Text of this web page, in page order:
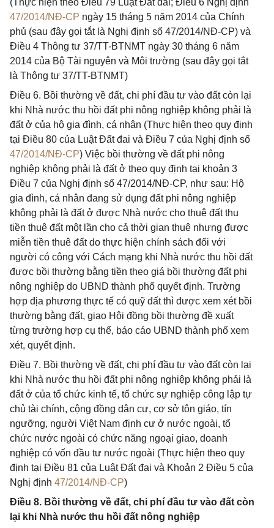
(Thực hiện theo Điều 79 Luật Đất đai; Điều 6 Nghị định
47/2014/NĐ-CP ngày 15 tháng 5 năm 2014 của Chính
phủ (sau đây gọi tắt là Nghị định số 47/2014/NĐ-CP) và
Điều 4 Thông tư 37/TT-BTNMT ngày 30 tháng 6 năm
2014 của Bộ Tài nguyên và Môi trường (sau đây gọi tắt
là Thông tư 37/TT-BTNMT)
Điều 6. Bồi thường về đất, chi phí đầu tư vào đất còn lại
khi Nhà nước thu hồi đất phi nông nghiệp không phải là
đất ở của hộ gia đình, cá nhân (Thực hiện theo quy định
tại Điều 80 của Luật Đất đai và Điều 7 của Nghị định số
47/2014/NĐ-CP) Việc bồi thường về đất phi nông
nghiệp không phải là đất ở theo quy định tại khoản 3
Điều 7 của Nghị định số 47/2014/NĐ-CP, như sau: Hộ
gia đình, cá nhân đang sử dụng đất phi nông nghiệp
không phải là đất ở được Nhà nước cho thuê đất thu
tiền thuê đất một lần cho cả thời gian thuê nhưng được
miễn tiền thuê đất do thực hiện chính sách đối với
người có công với Cách mạng khi Nhà nước thu hồi đất
được bồi thường bằng tiền theo giá bồi thường đất phi
nông nghiệp do UBND thành phố quyết định. Trường
hợp địa phương thực tế có quỹ đất thì được xem xét bồi
thường bằng đất, giao Hội đồng bồi thường đề xuất
từng trường hợp cụ thể, báo cáo UBND thành phố xem
xét, quyết định.
Điều 7. Bồi thường về đất, chi phí đầu tư vào đất còn lại
khi Nhà nước thu hồi đất phi nông nghiệp không phải là
đất ở của tổ chức kinh tế, tổ chức sự nghiệp công lập tự
chủ tài chính, cộng đồng dân cư, cơ sở tôn giáo, tín
ngưỡng, người Việt Nam định cư ở nước ngoài, tổ
chức nước ngoài có chức năng ngoại giao, doanh
nghiệp có vốn đầu tư nước ngoài (Thực hiện theo quy
định tại Điều 81 của Luật Đất đai và Khoản 2 Điều 5 của
Nghị định 47/2014/NĐ-CP)
Điều 8. Bồi thường về đất, chi phí đầu tư vào đất còn
lại khi Nhà nước thu hồi đất nông nghiệp